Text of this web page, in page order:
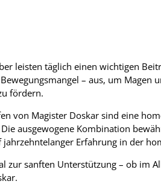
leisten täglich einen wichtigen
– aus, um
fördern.
von Magister Doskar sind eine
ausgewogene Kombination
Erfahrung in der
zur sanften Unterstützung – ob im